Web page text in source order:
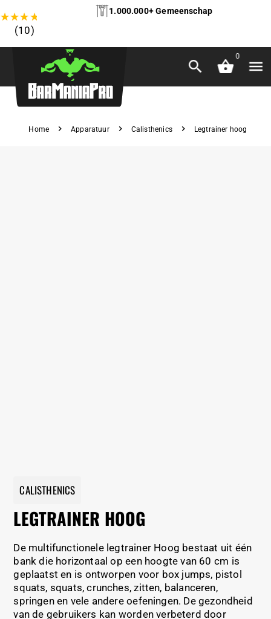
★★★★
(10)
1.000.000+ Gemeenschap
0
Home Apparatuur Calisthenics Legtrainer hoog
CALISTHENICS
LEGTRAINER HOOG
De multifunctionele legtrainer Hoog bestaat uit één
bank die horizontaal op een hoogte van 60 cm is
geplaatst en is ontworpen voor box jumps, pistol
squats, squats, crunches, zitten, balanceren,
springen en vele andere oefeningen. De gezondheid
van de gebruikers kan worden verbeterd door